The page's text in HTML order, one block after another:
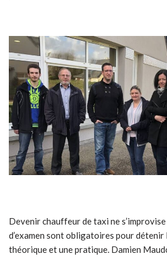
Devenir chauffeur de taxi ne
d’examen sont obligatoires pour détenir
théorique et une pratique. Damien